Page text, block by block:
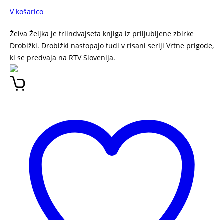
V košarico
Želva Željka je triindvajseta knjiga iz priljubljene zbirke
Drobižki. Drobižki nastopajo tudi v risani seriji Vrtne prigode,
ki se predvaja na RTV Slovenija.